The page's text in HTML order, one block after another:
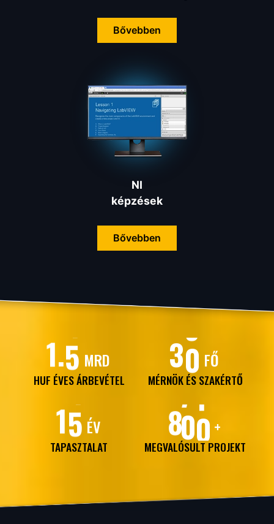
Bővebben
NI
képzések
Bővebben
1 5
HUF ÉVES ÁRBEVÉTEL
30
MÉRNÖK ÉS SZAKÉRTŐ
15
TAPASZTALAT
800
MEGVALÓSULT PROJEKT